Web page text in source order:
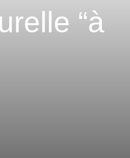
“à